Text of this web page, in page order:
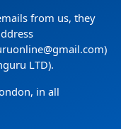
in0.0773
from us, they
LTD).
in all